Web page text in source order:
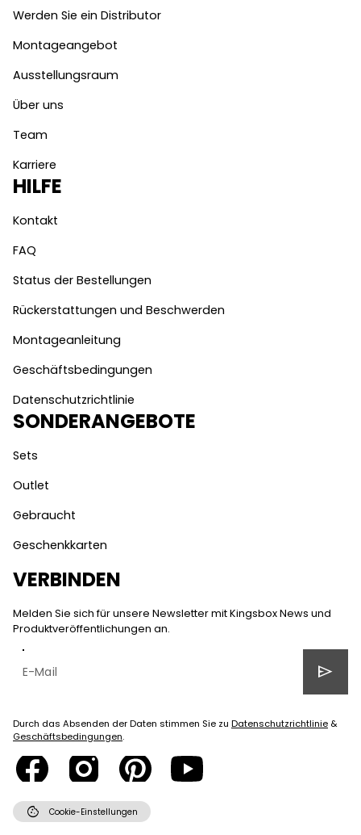
Werden Sie ein Distributor
Montageangebot
Ausstellungsraum
Über uns
Team
Karriere
HILFE
Kontakt
FAQ
Status der Bestellungen
Rückerstattungen und Beschwerden
Montageanleitung
Geschäftsbedingungen
Datenschutzrichtlinie
SONDERANGEBOTE
Sets
Outlet
Gebraucht
Geschenkkarten
VERBINDEN
Melden Sie sich für unsere Newsletter mit Kingsbox News und
Produktveröffentlichungen an.
send
Durch das Absenden der Daten stimmen Sie zu Datenschutzrichtlinie &
Geschäftsbedingungen.
cookie Cookie-Einstellungen